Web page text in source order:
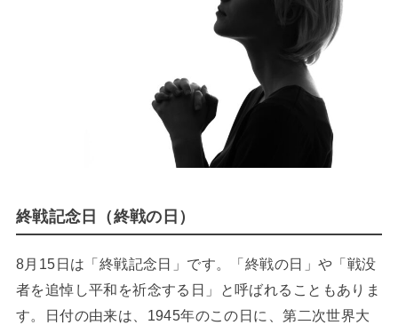
終戦記念日（終戦の日）
8月15日は「終戦記念日」です。「終戦の日」や「戦没
者を追悼し平和を祈念する日」と呼ばれることもありま
す。日付の由来は、1945年のこの日に、第二次世界大